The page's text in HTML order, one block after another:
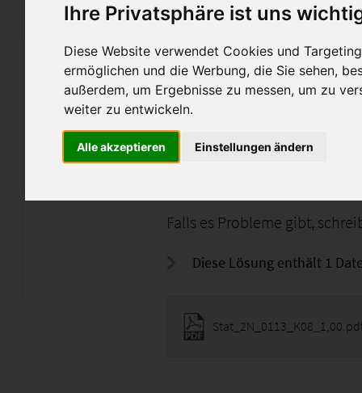
Ihre Privatsphäre ist uns
Diese Website verwendet Cookies und
ermöglichen und die Werbung, die Sie sehen,
außerdem, um Ergebnisse zu messen, um zu
weiter zu entwickeln.
Alle akzeptieren Einstellungen ändern
Startseite Sonstiges
Stat_2N, Baustatik, Rittersches
Verkauf einer
Heft-Code:
Note: 1,00
Falls es Probleme gibt,
Diese Lösung enthält 1